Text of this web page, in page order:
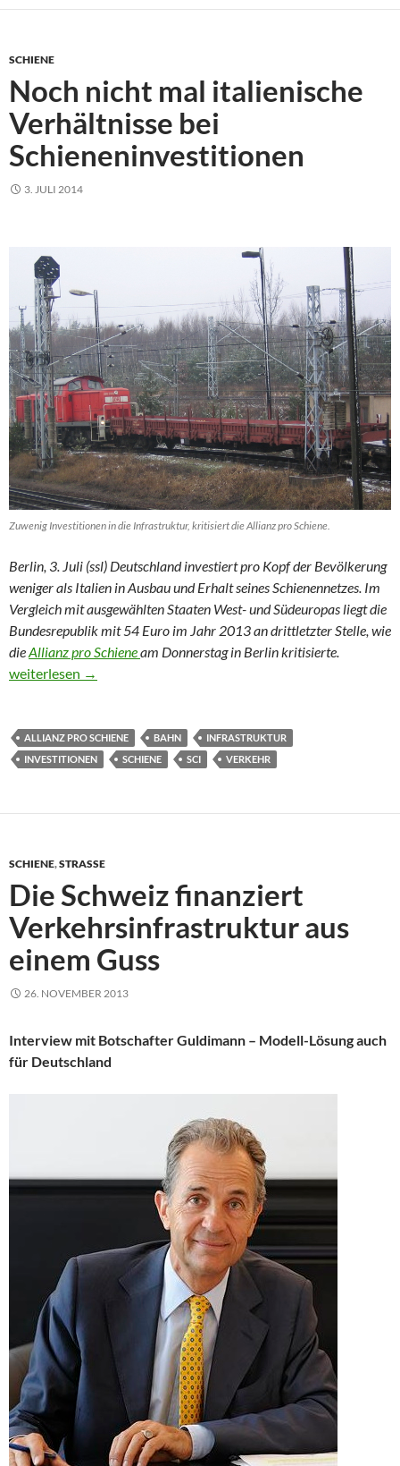
SCHIENE
Noch nicht mal italienische
Verhältnisse bei
Schieneninvestitionen
3. JULI 2014
Zuwenig Investitionen in die Infrastruktur, kritisiert die Allianz pro Schiene.
Berlin, 3. Juli (ssl) Deutschland investiert pro Kopf der Bevölkerung
weniger als Italien in Ausbau und Erhalt seines Schienennetzes. Im
Vergleich mit ausgewählten Staaten West- und Südeuropas liegt die
Bundesrepublik mit 54 Euro im Jahr 2013 an drittletzter Stelle, wie
dieAllianz pro Schieneam Donnerstag in Berlin kritisierte.
Noch nicht mal italienische Verhältnisse bei
weiterlesen →
ALLIANZ PRO SCHIENE BAHN
INFRASTRUKTUR
INVESTITIONEN
SCHIENE SCI VERKEHR
SCHIENE,STRASSE
Die Schweiz finanziert
Verkehrsinfrastruktur aus
einem Guss
26. NOVEMBER 2013
Interview mit Botschafter Guldimann – Modell-Lösung auch
für Deutschland